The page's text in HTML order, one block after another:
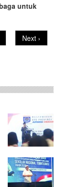
untuk
Next
page
Next ›